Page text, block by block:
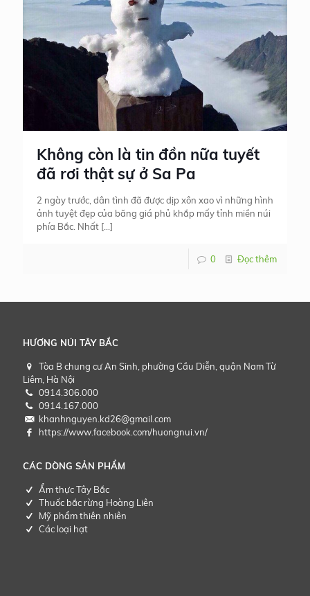
Không còn là tin đồn nữa tuyết
đã rơi thật sự ở Sa Pa
2 ngày trước, dân tình đã được dịp xôn xao vì những hình
ảnh tuyệt đẹp của băng giá phủ khắp mấy tỉnh miền núi
phía Bắc. Nhất […]
0 Đọc thêm
HƯƠNG NÚI TÂY BẮC
Tòa B chung cư An Sinh, phường Cầu Diễn, quận Nam Từ
Liêm, Hà Nội
0914.306.000
0914.167.000
khanhnguyen.kd26@gmail.com
https://www.facebook.com/huongnui.vn/
CÁC DÒNG SẢN PHẨM
Ẩm thực Tây Bắc
Thuốc bắc rừng Hoàng Liên
Mỹ phẩm thiên nhiên
Các loại hạt